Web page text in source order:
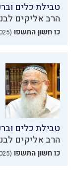
טבילת כלים
הרב אליקים
כו חשון התשפו (17.11.2025)
טבילת כלים
הרב אליקים
כו חשון התשפו (17.11.2025)